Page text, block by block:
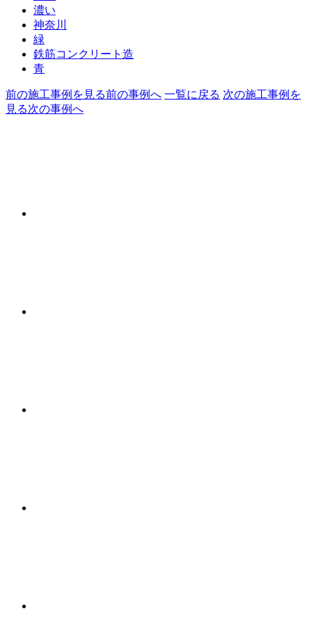
濃い
神奈川
緑
鉄筋コンクリート造
青
前の施工事例を見る前の事例へ 一覧に戻る 次の施工事例を
見る次の事例へ